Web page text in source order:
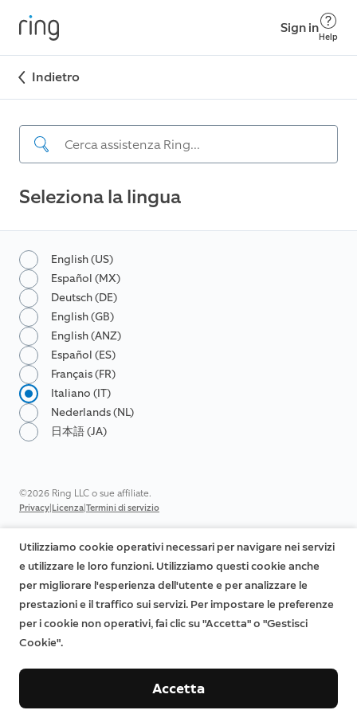
Sign in
Help
Indietro
Seleziona la lingua
English (US)
Español (MX)
Deutsch (DE)
English (GB)
English (ANZ)
Español (ES)
Français (FR)
Italiano (IT)
Nederlands (NL)
日本語 (JA)
©2026 Ring LLC o sue affiliate.
Privacy|Licenza|Termini di servizio
Utilizziamo cookie operativi necessari per navigare nei servizi
e utilizzare le loro funzioni. Utilizziamo questi cookie anche
per migliorare l'esperienza dell'utente e per analizzare le
prestazioni e il traffico sui servizi. Per impostare le preferenze
per i cookie non operativi, fai clic su "Accetta" o "Gestisci
Cookie".
Accetta